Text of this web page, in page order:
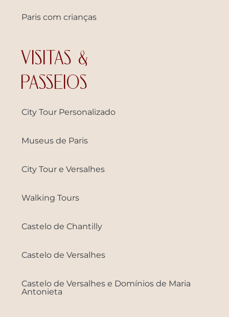
Paris com crianças
VISITAS &
PASSEIOS
City Tour Personalizado
Museus de Paris
City Tour e Versalhes
Walking Tours
Castelo de Chantilly
Castelo de Versalhes
Castelo de Versalhes e Domínios de Maria
Antonieta